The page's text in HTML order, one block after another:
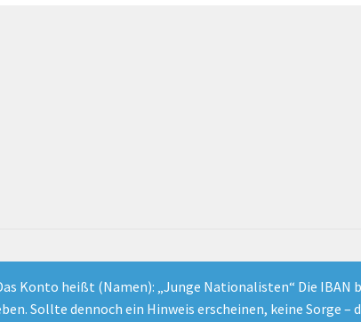
Konto heißt (Namen): „Junge Nationalisten“ Die IBAN
Sollte dennoch ein Hinweis erscheinen, keine Sorge